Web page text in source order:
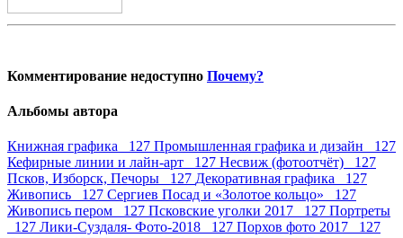
Комментирование недоступно Почему?
Альбомы автора
Книжная графика 127 Промышленная графика и дизайн 127
Кефирные линии и лайн-арт 127 Несвиж (фотоотчёт) 127
Псков, Изборск, Печоры 127 Декоративная графика 127
Живопись 127 Сергиев Посад и «Золотое кольцо» 127
Живопись пером 127 Псковские уголки 2017 127 Портреты
127 Лики-Суздаля- Фото-2018 127 Порхов фото 2017 127